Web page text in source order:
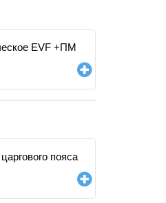
EVF +ПМ
пояса